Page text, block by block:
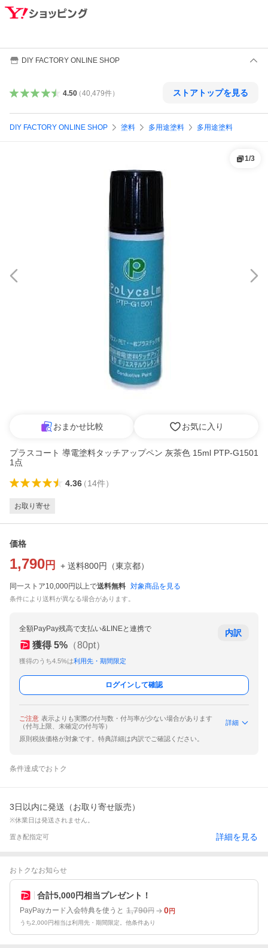
DIY FACTORY ONLINE SHOP
4.50（40,479件） ストアトップを見る
DIY FACTORY ONLINE SHOP 塗料 多用途塗料 多用途塗料
1/3
おまかせ比較 お気に入り
プラスコート 導電塗料タッチアップペン 灰茶色 15ml PTP-G1501
1点
4.36（14件）
お取り寄せ
価格
1,790 円 + 送料800円 （東京都）
同一ストア10,000円以上で送料無料 対象商品を見る
条件により送料が異なる場合があります。
全額PayPay残高で支払い&LINEと連携で
獲得 5% （80pt）
獲得のうち4.5%は利用先・期間限定
内訳
ログインして確認
ご注意 表示よりも実際の付与数・付与率が少ない場合があります
（付与上限、未確定の付与等）
詳細
原則税抜価格が対象です。特典詳細は内訳でご確認ください。
条件達成でおトク
3日以内に発送（お取り寄せ販売）
※休業日は発送されません。
置き配指定可 詳細を見る
おトクなお知らせ
合計5,000円相当プレゼント！
PayPayカード入会特典を使うと 1,790円 0円
うち2,000円相当は利用先・期間限定。他条件あり